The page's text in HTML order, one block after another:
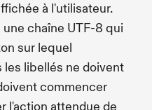
à l'utilisateur.
chaîne UTF-8 qui
sur lequel
les libellés ne doivent
commencer